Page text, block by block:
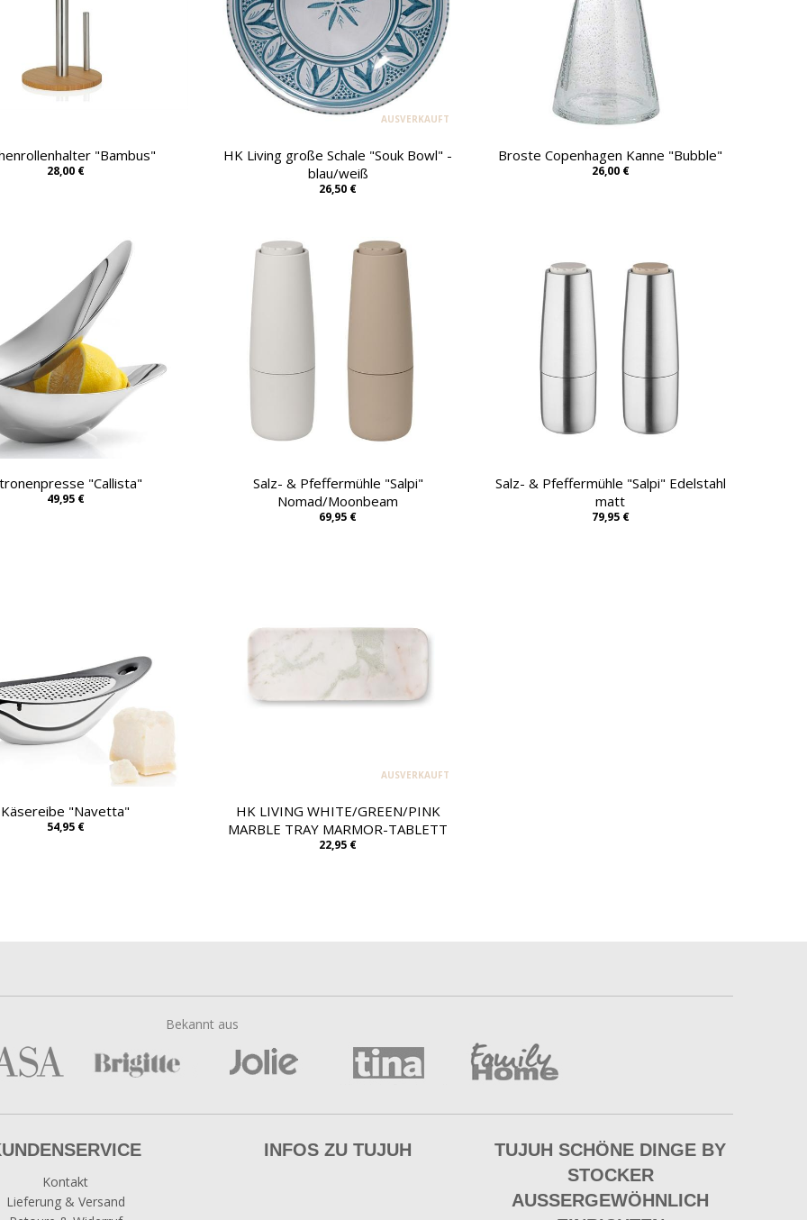
"Bambus"
28,00 €
AUSVERKAUFT
HK Living große Schale "Souk Bowl" -
blau/weiß
26,50 €
Broste Copenhagen Kanne "Bubble"
26,00 €
"Callista"
49,95 €
Salz- & Pfeffermühle "Salpi"
Nomad/Moonbeam
69,95 €
Salz- & Pfeffermühle "Salpi" Edelstahl
matt
79,95 €
Käsereibe "Navetta"
54,95 €
AUSVERKAUFT
HK LIVING WHITE/GREEN/PINK
MARBLE TRAY MARMOR-TABLETT
22,95 €
Bekannt aus
Kontakt
Lieferung & Versand
INFOS ZU TUJUH
TUJUH SCHÖNE DINGE BY
STOCKER
AUSSERGEWÖHNLICH E